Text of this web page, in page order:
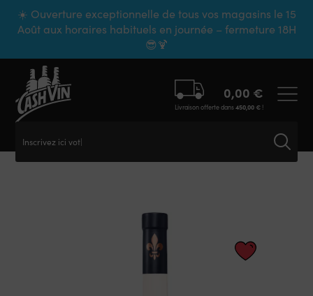
☀️ Ouverture exceptionnelle de tous vos magasins le 15
Août aux horaires habituels en journée – fermeture 18H
😎🍹
Inscrivez ici votre
0,00 €
Livraison offerte dans450,00 €!
Panneau de gestion des cookies